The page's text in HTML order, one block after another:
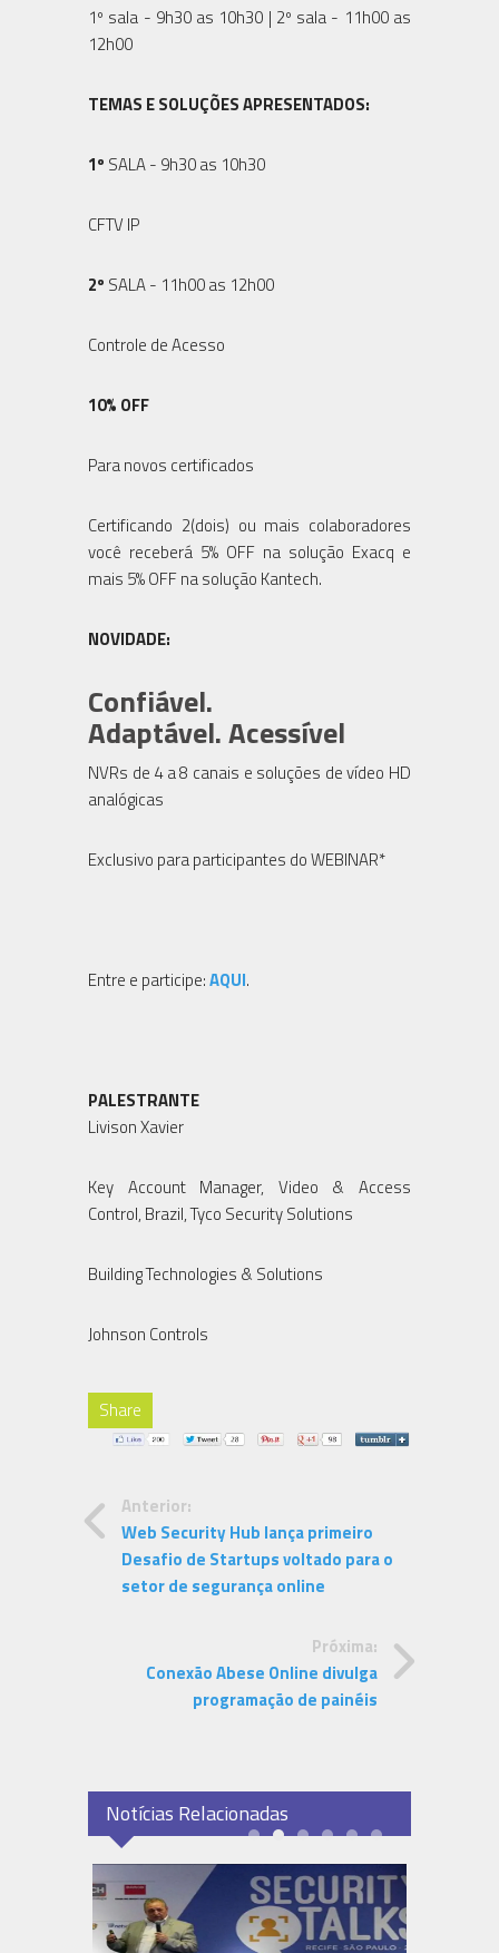
1º sala - 9h30 as 10h30 | 2º sala - 11h00 as
12h00
TEMAS E SOLUÇÕES APRESENTADOS:
1º SALA - 9h30 as 10h30
CFTV IP
2º SALA - 11h00 as 12h00
Controle de Acesso
10% OFF
Para novos certificados
Certificando 2(dois) ou mais colaboradores
você receberá 5% OFF na solução Exacq e
mais 5% OFF na solução Kantech.
NOVIDADE:
Confiável.
Adaptável. Acessível
NVRs de 4 a 8 canais e soluções de vídeo HD
analógicas
Exclusivo para participantes do WEBINAR*
Entre e participe:AQUI.
PALESTRANTE
Livison Xavier
Key Account Manager, Video & Access
Control, Brazil, Tyco Security Solutions
Building Technologies & Solutions
Johnson Controls
Share
Anterior:
Web Security Hub lança primeiro
Desafio de Startups voltado para o
setor de segurança online
Próxima:
Conexão Abese Online divulga
programação de painéis
Notícias Relacionadas